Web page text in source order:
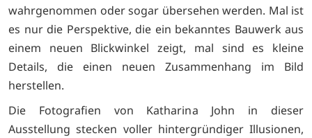
wahrgenommen oder sogar übersehen werden. Mal ist
es nur die Perspektive, die ein bekanntes Bauwerk aus
einem neuen Blickwinkel zeigt, mal sind es kleine
Details, die einen neuen Zusammenhang im Bild
herstellen.
Die Fotografien von Katharina John in dieser
Ausstellung stecken voller hintergründiger Illusionen,